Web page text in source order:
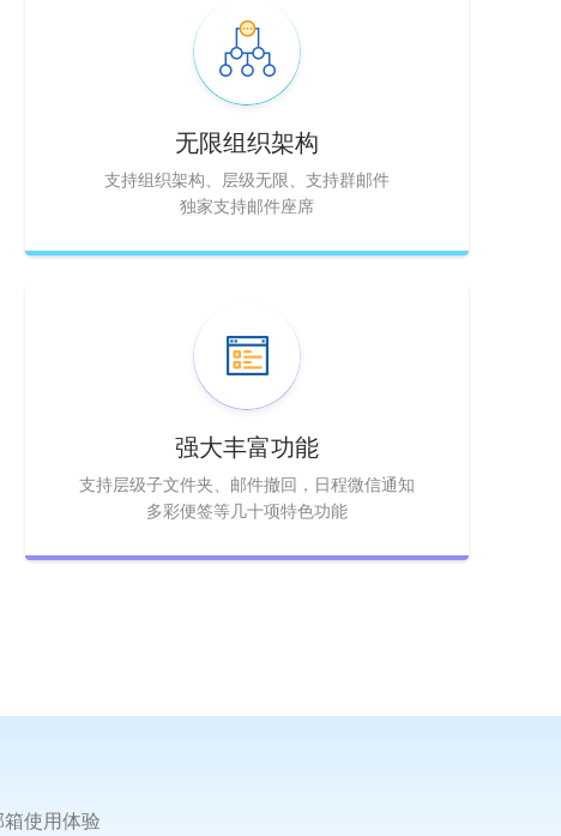
无限组织架构
支持组织架构、层级无限、支持群邮件
独家支持邮件座席
强大丰富功能
支持层级子文件夹、邮件撤回，日程微信通知
多彩便签等几十项特色功能
使用体验